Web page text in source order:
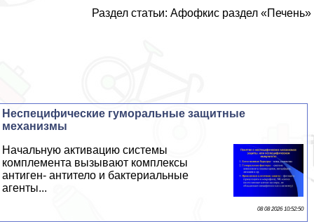
Раздел статьи: Афофкис раздел «Печень»
Неспецифические гумopaльные защитные
механизмы
Начальную активацию системы
комплемента вызывают комплексы
антиген- антитело и бактериальные
агенты...
08 08 2026 10:52:50